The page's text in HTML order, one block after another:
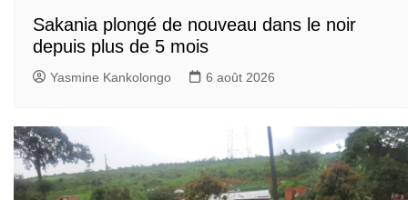
Sakania plongé de nouveau dans le noir
depuis plus de 5 mois
Yasmine Kankolongo 6 août 2026